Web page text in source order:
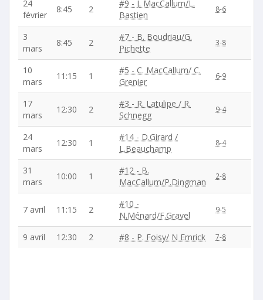
24
février
8:45 2
#9 - J. MacCallum/L.
Bastien
8-6
3
mars
8:45 2
#7 - B. Boudriau/G.
Pichette
3-8
10
mars
11:15 1
#5 - C. MacCallum/ C.
Grenier
6-9
17
mars
12:30 2
#3 - R. Latulipe / R.
Schnegg
9-4
24
mars
12:30 1
#14 - D.Girard /
L.Beauchamp
8-4
31
mars
10:00 1
#12 - B.
MacCallum/P.Dingman
2-8
7 avril 11:15 2
#10 -
N.Ménard/F.Gravel
9-5
9 avril 12:30 2 #8 - P. Foisy/ N Emrick 7-8